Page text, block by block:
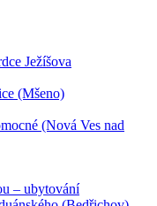
Ježíšova
(Mšeno)
(Nová Ves nad
– ubytování